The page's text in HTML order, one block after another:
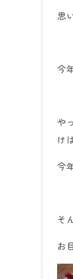
思
今
や
け
今
そ
お